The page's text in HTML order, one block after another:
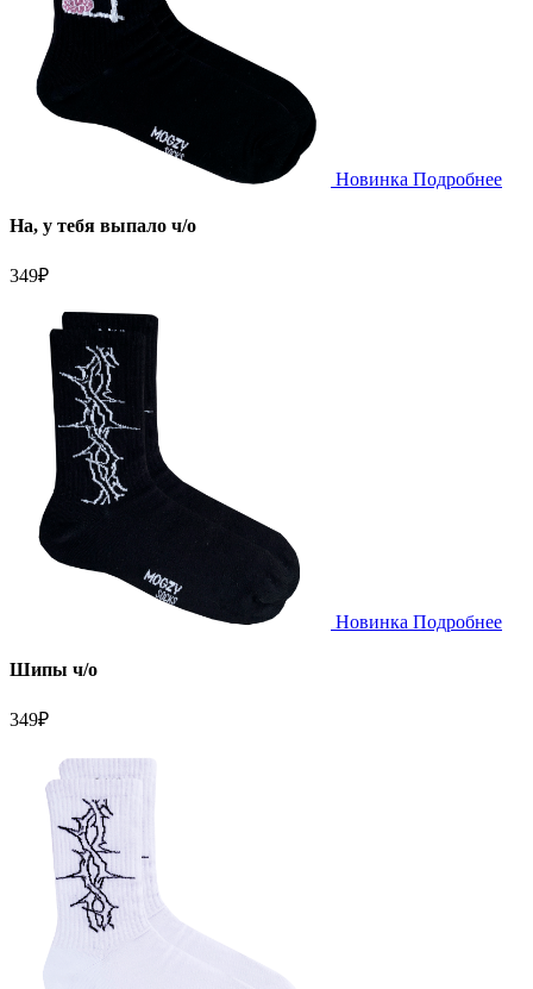
Новинка Подробнее
На, у тебя выпало ч/о
349₽
Новинка Подробнее
Шипы ч/о
349₽